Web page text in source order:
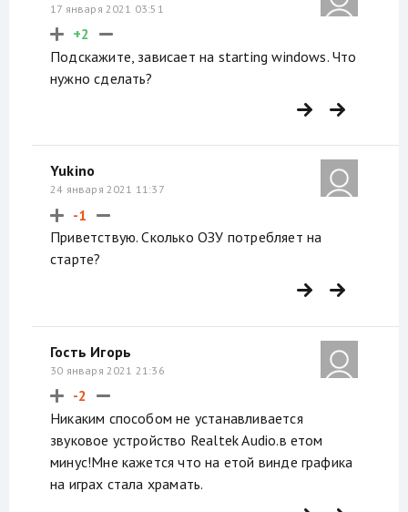
17 января 2021 03:51
+2
Подскажите, зависает на starting windows. Что
нужно сделать?
Yukino
24 января 2021 11:37
-1
Приветствую. Сколько ОЗУ потребляет на
старте?
Гость Игорь
30 января 2021 21:36
-2
Никаким способом не устанавливается
звуковое устройство Realtek Audio.в етом
минус!Мне кажется что на етой винде графика
на играх стала храмать.